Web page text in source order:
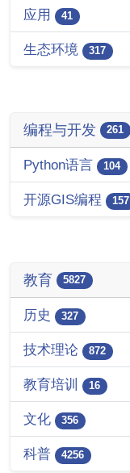
应用 41
生态环境 317
编程与开发 261
Python语言 104
开源GIS编程 157
教育 5827
历史 327
技术理论 872
教育培训 16
文化 356
科普 4256